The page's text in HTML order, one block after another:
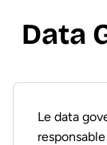
Data
Le data